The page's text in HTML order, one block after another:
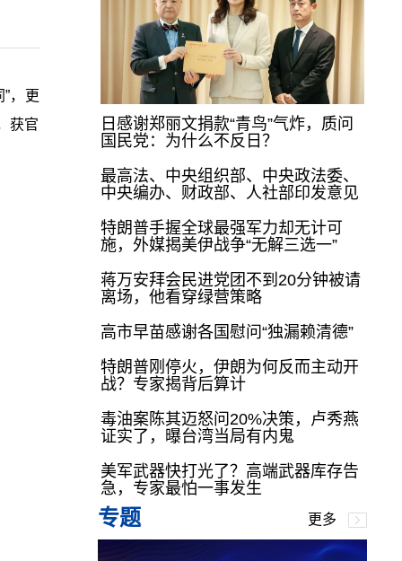
，更
获官
日感谢郑丽文捐款“青鸟”气炸，质问
国民党：为什么不反日？
最高法、中央组织部、中央政法委、
中央编办、财政部、人社部印发意见
特朗普手握全球最强军力却无计可
施，外媒揭美伊战争“无解三选一”
蒋万安拜会民进党团不到20分钟被请
离场，他看穿绿营策略
高市早苗感谢各国慰问“独漏赖清德”
特朗普刚停火，伊朗为何反而主动开
战？专家揭背后算计
毒油案陈其迈怒问20%决策，卢秀燕
证实了，曝台湾当局有内鬼
美军武器快打光了？高端武器库存告
急，专家最怕一事发生
专题 更多